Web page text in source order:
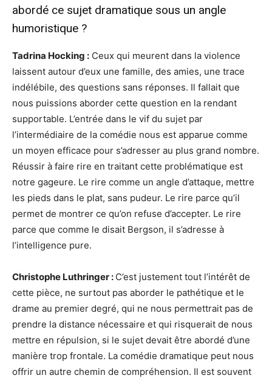
abordé ce sujet dramatique sous un angle
humoristique ?
Tadrina Hocking : Ceux qui meurent dans la violence
laissent autour d’eux une famille, des amies, une trace
indélébile, des questions sans réponses. Il fallait que
nous puissions aborder cette question en la rendant
supportable. L’entrée dans le vif du sujet par
l’intermédiaire de la comédie nous est apparue comme
un moyen efficace pour s’adresser au plus grand nombre.
Réussir à faire rire en traitant cette problématique est
notre gageure. Le rire comme un angle d’attaque, mettre
les pieds dans le plat, sans pudeur. Le rire parce qu’il
permet de montrer ce qu’on refuse d’accepter. Le rire
parce que comme le disait Bergson, il s’adresse à
l’intelligence pure.
Christophe Luthringer : C’est justement tout l’intérêt de
cette pièce, ne surtout pas aborder le pathétique et le
drame au premier degré, qui ne nous permettrait pas de
prendre la distance nécessaire et qui risquerait de nous
mettre en répulsion, si le sujet devait être abordé d’une
manière trop frontale. La comédie dramatique peut nous
offrir un autre chemin de compréhension. Il est souvent